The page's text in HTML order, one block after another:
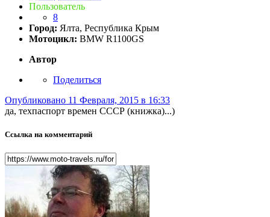
Пользователь
8
Город: Ялта, Республика Крым
Мотоцикл: BMW R1100GS
Автор
Поделиться
Опубликовано 11 Февраля, 2015 в 16:33
да, техпаспорт времен СССР (книжка)...)
Ссылка на комментарий